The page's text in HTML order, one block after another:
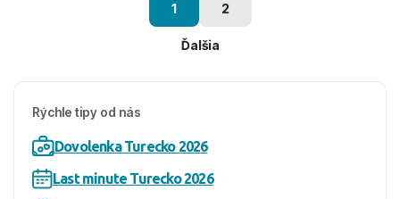
1 2
Ďalšia
Rýchle tipy od nás
Dovolenka Turecko 2026
Last minute Turecko 2026